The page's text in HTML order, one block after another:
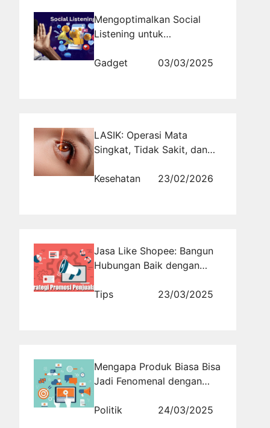
Mengoptimalkan Social
Listening untuk
Tren Pasar
Gadget 03/03/2025
LASIK: Operasi Mata
Singkat, Tidak Sakit, dan
Penglihatan
Kesehatan 23/02/2026
Jasa Like Shopee: Bangun
Hubungan Baik dengan
Tips
23/03/2025
Mengapa Produk Biasa Bisa
Jadi Fenomenal dengan
Politik
24/03/2025